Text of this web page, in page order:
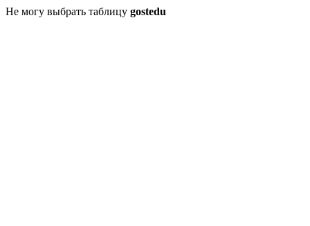
Не могу выбрать таблицу gostedu